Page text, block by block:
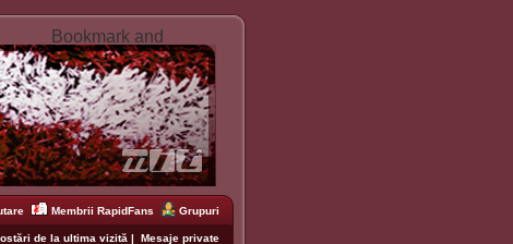
Membrii RapidFans Grupuri
de la ultima vizită | Mesaje private